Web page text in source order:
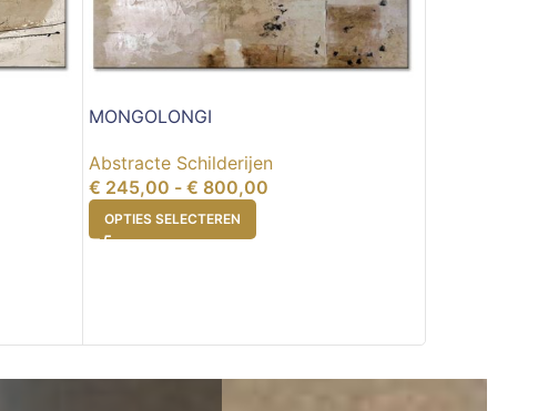
MONGOLONGI
Abstracte Schilderijen
€ 245,00 - € 800,00
OPTIES SELECTEREN